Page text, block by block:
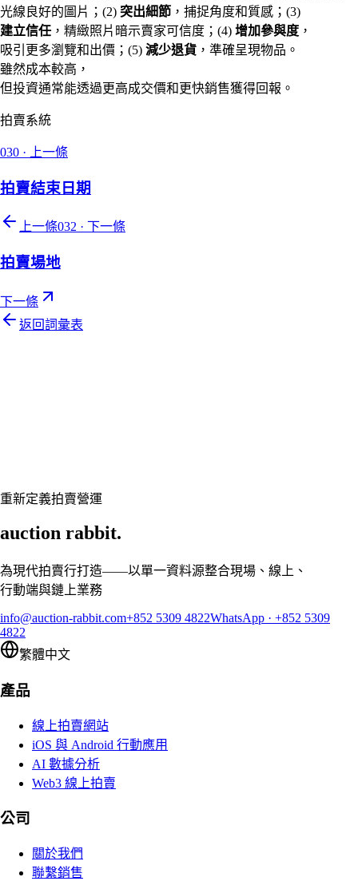
光線良好的圖片；(2) 突出細節 ，捕捉角度和質感；(3)
建立信任 ，精緻照片暗示賣家可信度；(4) 增加參與度 ，
吸引更多瀏覽和出價；(5) 減少退貨 ，準確呈現物品。
雖然成本較高，
但投資通常能透過更高成交價和更快銷售獲得回報。
拍賣系統
030 · 上一條
拍賣結束日期
上一條032 · 下一條
拍賣場地
下一條
返回詞彙表
重新定義拍賣營運
auction rabbit.
為現代拍賣行打造——以單一資料源整合現場、線上、
行動端與鏈上業務
info@auction-rabbit.com+852 5309 4822WhatsApp · +852 5309
4822
繁體中文
產品
線上拍賣網站
iOS 與 Android 行動應用
AI 數據分析
Web3 線上拍賣
公司
關於我們
聯繫銷售